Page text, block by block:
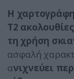
Η
Τ2
τη χρήση
ασφαλή
ανιχνεύει